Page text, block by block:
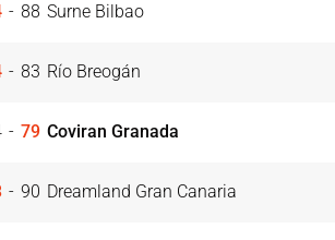
- 88 Surne Bilbao
- 83 Río Breogán
- 79 Coviran Granada
- 90 Dreamland Gran Canaria